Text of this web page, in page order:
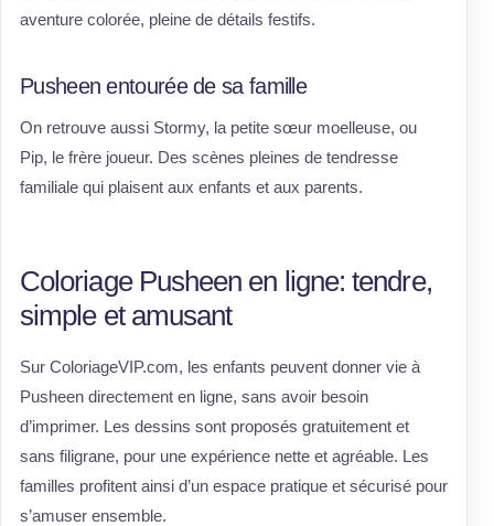
aventure colorée, pleine de détails festifs.
Pusheen entourée de sa famille
On retrouve aussi Stormy, la petite sœur moelleuse, ou
Pip, le frère joueur. Des scènes pleines de tendresse
familiale qui plaisent aux enfants et aux parents.
Coloriage Pusheen en ligne: tendre,
simple et amusant
Sur ColoriageVIP.com, les enfants peuvent donner vie à
Pusheen directement en ligne, sans avoir besoin
d’imprimer. Les dessins sont proposés gratuitement et
sans filigrane, pour une expérience nette et agréable. Les
familles profitent ainsi d’un espace pratique et sécurisé pour
s’amuser ensemble.